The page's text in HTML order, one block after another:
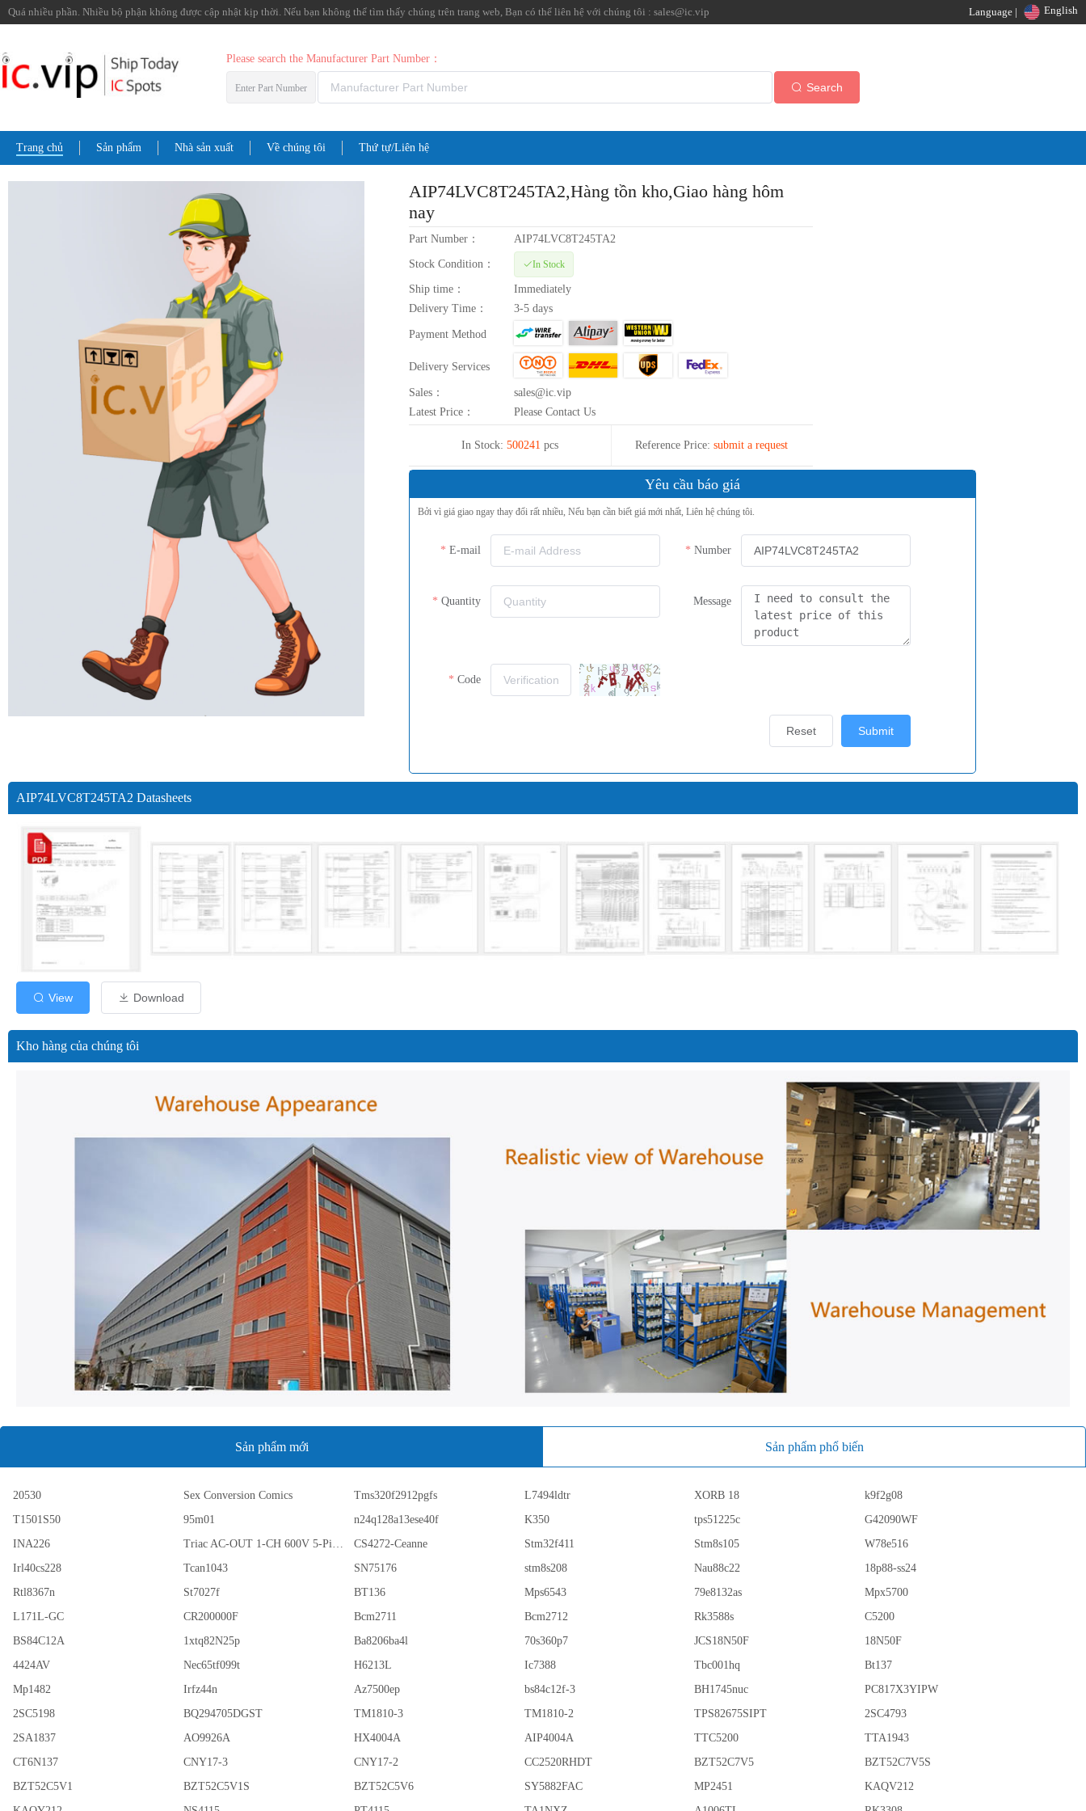
Quá nhiều phần. Nhiều bộ phận không được cập nhật kịp thời. Nếu bạn không thể tìm thấy chúng trên trang web, Bạn có thể liên hệ với chúng tôi : sales@ic.vip Language | English
Please search the Manufacturer Part Number：
Enter Part Number Search
Trang chủ Sản phẩm Nhà sản xuất Về chúng tôi Thứ tự/Liên hệ
AIP74LVC8T245TA2,Hàng tồn kho,Giao hàng hôm
nay
Part Number： AIP74LVC8T245TA2
Stock Condition： In Stock
Ship time：
Immediately
Delivery Time：
3-5 days
Payment Method
Delivery Services
Sales：
sales@ic.vip
Latest Price：
Please Contact Us
In Stock: 500241 pcs Reference Price: submit a request
Yêu cầu báo giá
Bởi vì giá giao ngay thay đổi rất nhiều, Nếu bạn cần biết giá mới nhất, Liên hệ chúng tôi.
E-mail Number
Quantity Message
Code
Submit
Reset
AIP74LVC8T245TA2 Datasheets
View Download
Kho hàng của chúng tôi
Sản phẩm mới Sản phẩm phổ biến
20530 Sex Conversion Comics Tms320f2912pgfs L7494ldtr XORB 18
k9f2g08
T1501S50
95m01 n24q128a13ese40f K350 tps51225c
G42090WF
INA226
Triac AC-OUT 1-CH 600V 5-Pin PDIP Tube CS4272-Ceanne Stm32f411 Stm8s105
W78e516
Irl40cs228
Tcan1043 SN75176 stm8s208 Nau88c22
18p88-ss24
Rtl8367n
St7027f BT136 Mps6543 79e8132as
Mpx5700
L171L-GC
CR200000F Bcm2711 Bcm2712 Rk3588s
C5200
BS84C12A
1xtq82N25p Ba8206ba4l 70s360p7 JCS18N50F
18N50F
4424AV
Nec65tf099t H6213L Ic7388 Tbc001hq
Bt137
Mp1482
Irfz44n Az7500ep bs84c12f-3 BH1745nuc
PC817X3YIPW
2SC5198
BQ294705DGST TM1810-3 TM1810-2 TPS82675SIPT
2SC4793
2SA1837
AO9926A HX4004A AIP4004A TTC5200
TTA1943
CT6N137
CNY17-3 CNY17-2 CC2520RHDT BZT52C7V5
BZT52C7V5S
BZT52C5V1
BZT52C5V1S BZT52C5V6 SY5882FAC MP2451
KAQV212